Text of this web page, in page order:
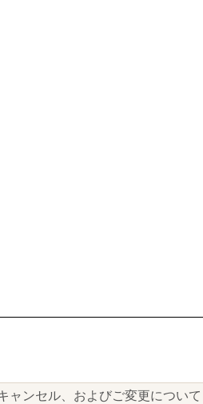
ャンセル、およびご変更について